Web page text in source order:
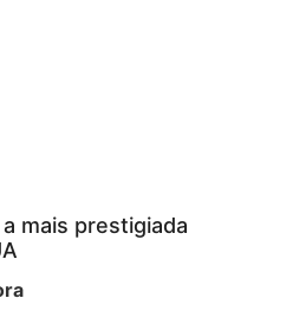
mais prestigiada